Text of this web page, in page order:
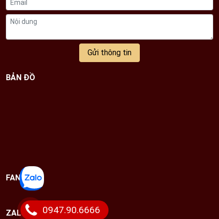
Gửi thông tin
BẢN ĐỒ
FANPAGE
0947.90.6666
ZALO CHAT